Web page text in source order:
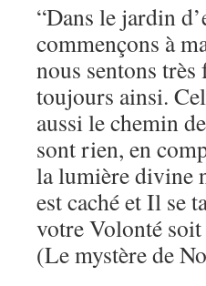
“Dans le jardin
commençons à
nous sentons
toujours ainsi.
aussi le chemin
sont rien, en
la lumière divine
est caché et Il se
votre Volonté
(Le mystère de